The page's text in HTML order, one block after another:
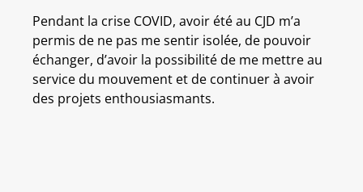
Pendant la crise COVID, avoir été au CJD m’a
permis de ne pas me sentir isolée, de pouvoir
échanger, d’avoir la possibilité de me mettre au
service du mouvement et de continuer à avoir
des projets enthousiasmants.